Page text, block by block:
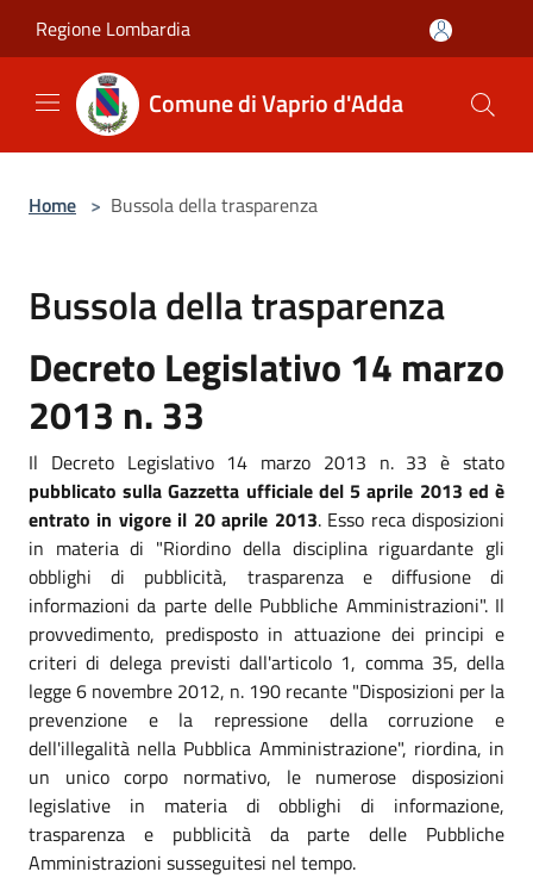
Regione Lombardia
Comune di Vaprio d'Adda
Home > Bussola della trasparenza
Bussola della trasparenza
Decreto Legislativo 14 marzo
2013 n. 33
Il Decreto Legislativo 14 marzo 2013 n. 33 è stato
pubblicato sulla Gazzetta ufficiale del 5 aprile 2013 ed è
entrato in vigore il 20 aprile 2013. Esso reca disposizioni
in materia di "Riordino della disciplina riguardante gli
obblighi di pubblicità, trasparenza e diffusione di
informazioni da parte delle Pubbliche Amministrazioni". Il
provvedimento, predisposto in attuazione dei principi e
criteri di delega previsti dall'articolo 1, comma 35, della
legge 6 novembre 2012, n. 190 recante "Disposizioni per la
prevenzione e la repressione della corruzione e
dell'illegalità nella Pubblica Amministrazione", riordina, in
un unico corpo normativo, le numerose disposizioni
legislative in materia di obblighi di informazione,
trasparenza e pubblicità da parte delle Pubbliche
Amministrazioni susseguitesi nel tempo.